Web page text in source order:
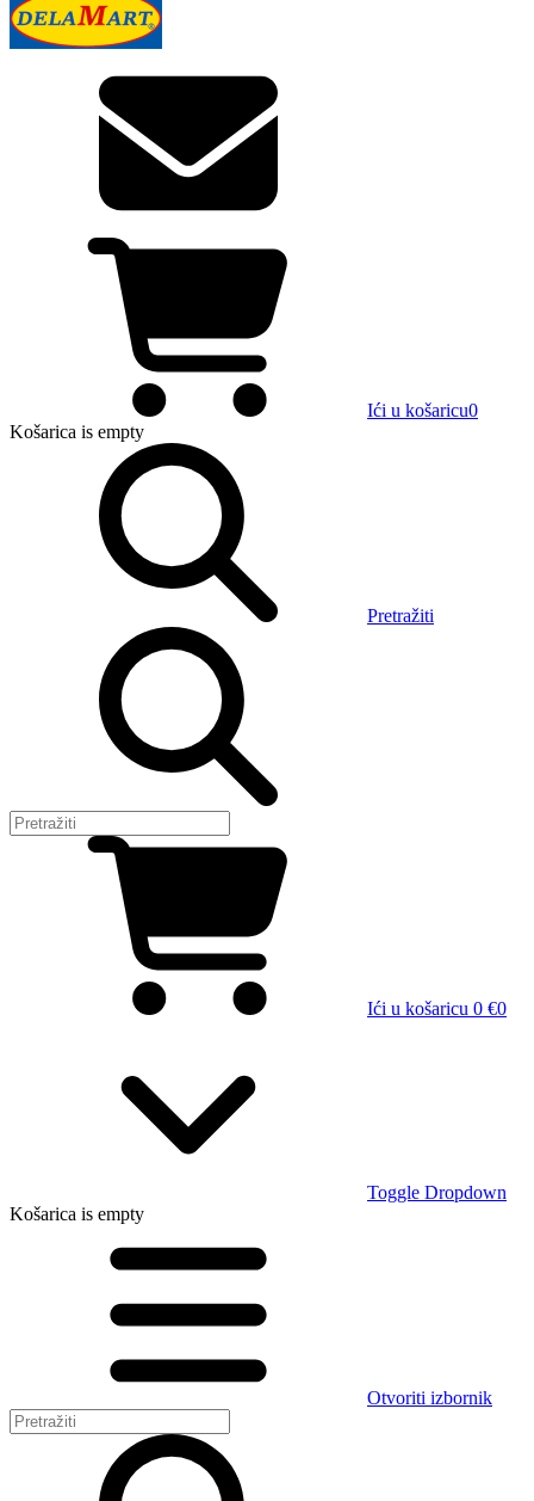
Ići u košaricu0
Košarica is empty
Pretražiti
Ići u košaricu 0 €0
Toggle Dropdown
Košarica is empty
Otvoriti izbornik